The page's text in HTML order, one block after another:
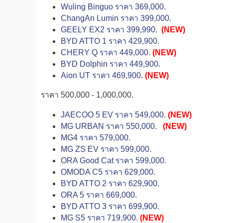
Wuling Binguo ราคา 369,000.
ChangAn Lumin ราคา 399,000.
GEELY EX2 ราคา 399,990. (NEW)
BYD ATTO 1 ราคา 429,900.
CHERY Q ราคา 449,000. (NEW)
BYD Dolphin ราคา 449,900.
Aion UT ราคา 469,900. (NEW)
ราคา 500,000 - 1,000,000.
JAECOO 5 EV ราคา 549,000. (NEW)
MG URBAN ราคา 550,000.
(NEW)
MG4 ราคา 579,000.
MG ZS EV ราคา 599,000.
ORA Good Cat ราคา 599,000.
OMODA C5 ราคา 629,000.
BYD ATTO 2 ราคา 629,900.
ORA 5 ราคา 669,000.
BYD ATTO 3 ราคา 699,900.
MG S5 ราคา 719,900. (NEW)